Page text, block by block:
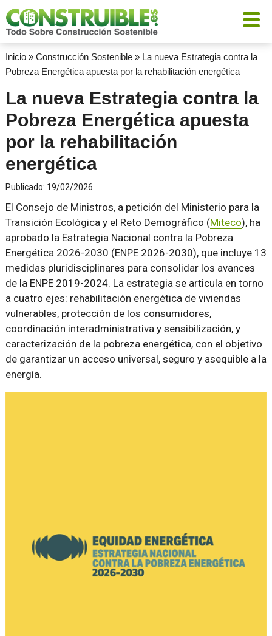
Inicio» Construcción Sostenible» La nueva Estrategia contra la
Pobreza Energética apuesta por la rehabilitación energética
La nueva Estrategia contra la
Pobreza Energética apuesta
por la rehabilitación
energética
Publicado: 19/02/2026
El Consejo de Ministros, a petición del Ministerio para la
Transición Ecológica y el Reto Demográfico (Miteco), ha
aprobado la Estrategia Nacional contra la Pobreza
Energética 2026-2030 (ENPE 2026-2030), que incluye 13
medidas pluridisciplinares para consolidar los avances
de la ENPE 2019-2024. La estrategia se articula en torno
a cuatro ejes: rehabilitación energética de viviendas
vulnerables, protección de los consumidores,
coordinación interadministrativa y sensibilización, y
caracterización de la pobreza energética, con el objetivo
de garantizar un acceso universal, seguro y asequible a la
energía.